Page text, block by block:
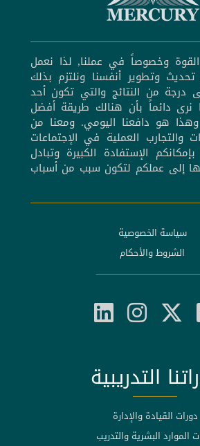
وخصوصاً في عملنا, لذا نعمل
وتطوير أنفسنا ونلتزم بذلك
درجة من النتائج والتي تكون أحد
نرى دائماً بأن هنالك طريقة أفضل
هو دافعنا اليومي. ومعنا من
والتجارب العملية في الإجتماعات
الإستفادة الكبيرة وتبادل
إلى عملكم لتكون سبب من أسباب
سياسة الخصوصية
الشروط والأحكام
التدريبية
دورات القيادة والإدارة
الموارد البشرية والتدريب